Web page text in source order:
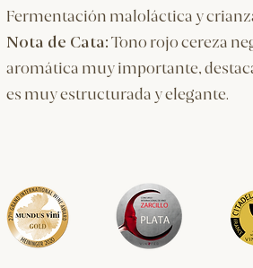
Fermentación maloláctica y
Nota de Cata: Tono rojo cereza
aromática muy importante,
es muy estructurada y elegante.